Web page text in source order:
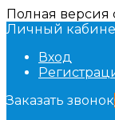
Полная версия
Личный
Вход
Заказать звонок